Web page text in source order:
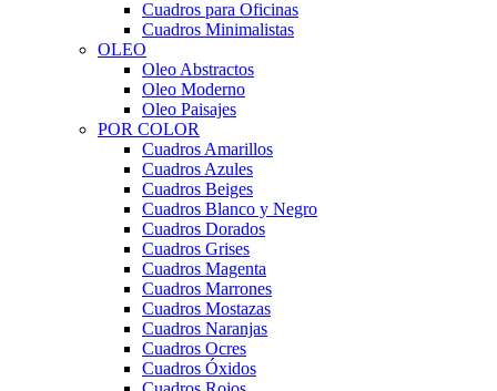
Cuadros para Oficinas
Cuadros Minimalistas
OLEO
Oleo Abstractos
Oleo Moderno
Oleo Paisajes
POR COLOR
Cuadros Amarillos
Cuadros Azules
Cuadros Beiges
Cuadros Blanco y Negro
Cuadros Dorados
Cuadros Grises
Cuadros Magenta
Cuadros Marrones
Cuadros Mostazas
Cuadros Naranjas
Cuadros Ocres
Cuadros Óxidos